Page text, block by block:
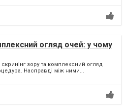
огляд очей: у чому
зору та комплексний огляд
Насправді між ними...